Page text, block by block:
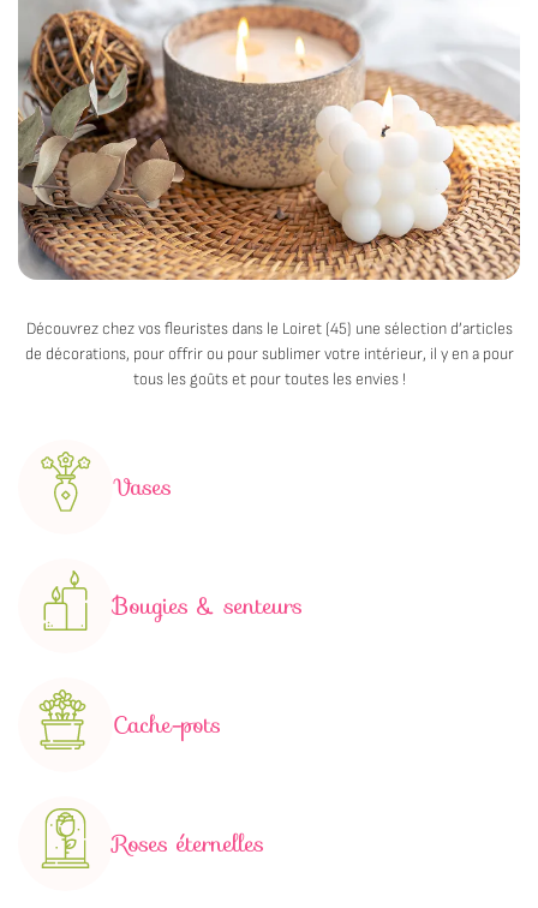
Découvrez chez vos fleuristes dans le Loiret (45) une sélection d’articles
de décorations, pour offrir ou pour sublimer votre intérieur, il y en a pour
tous les goûts et pour toutes les envies !
Vases
Bougies & senteurs
Cache-pots
Roses éternelles